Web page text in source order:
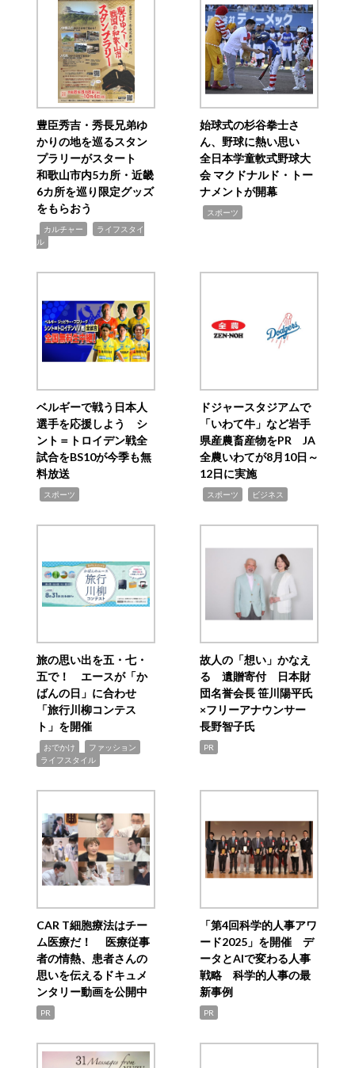
豊臣秀吉・秀長兄弟ゆ
かりの地を巡るスタン
プラリーがスタート
和歌山市内5カ所・近畿
6カ所を巡り限定グッズ
をもらおう
カルチャー
ライフスタイ
ル
始球式の杉谷拳士さ
ん、野球に熱い思い
全日本学童軟式野球大
会 マクドナルド・トー
ナメントが開幕
スポーツ
ベルギーで戦う日本人
選手を応援しよう シ
ント＝トロイデン戦全
試合をBS10が今季も無
料放送
スポーツ
ドジャースタジアムで
「いわて牛」など岩手
県産農畜産物をPR JA
全農いわてが8月10日～
12日に実施
スポーツ ビジネス
旅の思い出を五・七・
五で！ エースが「か
ばんの日」に合わせ
「旅行川柳コンテス
ト」を開催
おでかけ ファッション
ライフスタイル
故人の「想い」かなえ
る 遺贈寄付 日本財
団名誉会長 笹川陽平氏
×フリーアナウンサー
長野智子氏
PR
CAR T細胞療法はチー
ム医療だ！ 医療従事
者の情熱、患者さんの
思いを伝えるドキュメ
ンタリー動画を公開中
PR
「第4回科学的人事アワ
ード2025」を開催 デ
ータとAIで変わる人事
戦略 科学的人事の最
新事例
PR